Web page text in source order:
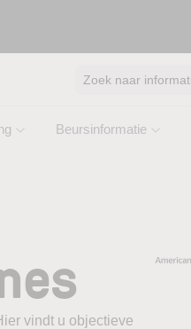
Beursinformatie
Zoek naar
vindt u objectieve